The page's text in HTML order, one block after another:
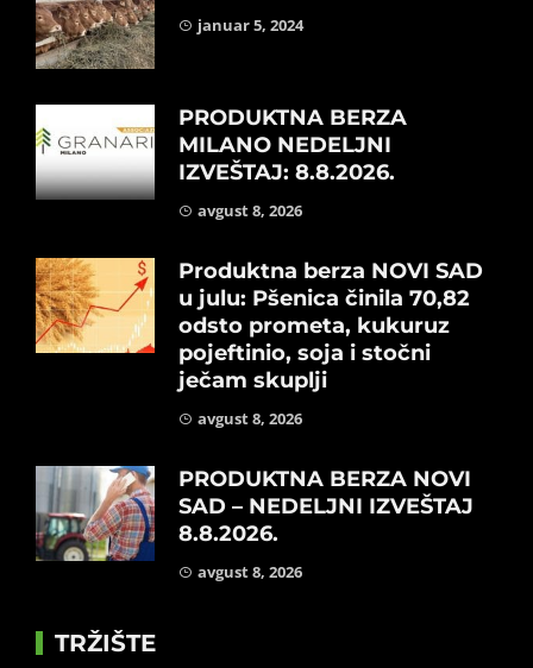
januar 5, 2024
PRODUKTNA BERZA
MILANO NEDELJNI
IZVEŠTAJ: 8.8.2026.
avgust 8, 2026
Produktna berza NOVI SAD
u julu: Pšenica činila 70,82
odsto prometa, kukuruz
pojeftinio, soja i stočni
ječam skuplji
avgust 8, 2026
PRODUKTNA BERZA NOVI
SAD – NEDELJNI IZVEŠTAJ
8.8.2026.
avgust 8, 2026
TRŽIŠTE